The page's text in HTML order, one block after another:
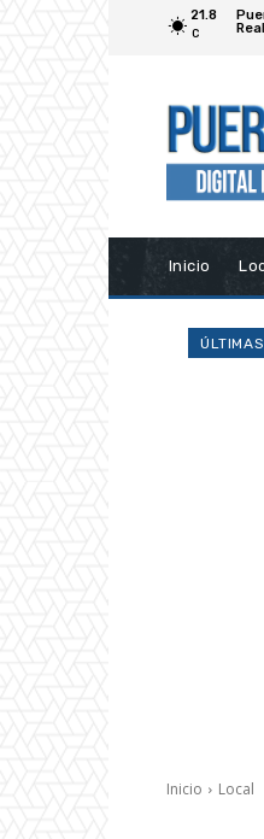
21.8
C
Real
Inicio
Inicio Local